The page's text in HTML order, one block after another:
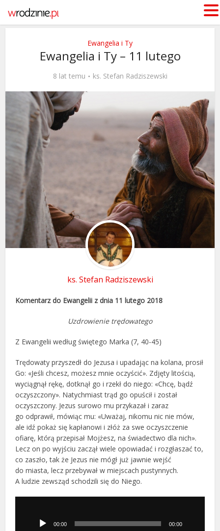
Ewangelia i Ty
Ewangelia i Ty – 11 lutego
8 lat temu ks. Stefan Radziszewski
ks. Stefan Radziszewski
Komentarz do Ewangelii z dnia 11 lutego 2018
Uzdrowienie trędowatego
Z Ewangelii według świętego Marka (7, 40-45)
Trędowaty przyszedł do Jezusa i upadając na kolana, prosił
Go: «Jeśli chcesz, możesz mnie oczyścić». Zdjęty litością,
wyciągnął rękę, dotknął go i rzekł do niego: «Chcę, bądź
oczyszczony». Natychmiast trąd go opuścił i został
oczyszczony. Jezus surowo mu przykazał i zaraz
go odprawił, mówiąc mu: «Uważaj, nikomu nic nie mów,
ale idź pokaż się kapłanowi i złóż za swe oczyszczenie
ofiarę, którą przepisał Mojżesz, na świadectwo dla nich».
Lecz on po wyjściu zaczął wiele opowiadać i rozgłaszać to,
co zaszło, tak że Jezus nie mógł już jawnie wejść
do miasta, lecz przebywał w miejscach pustynnych.
A ludzie zewsząd schodzili się do Niego.
dźwiękowych00:00 00:00